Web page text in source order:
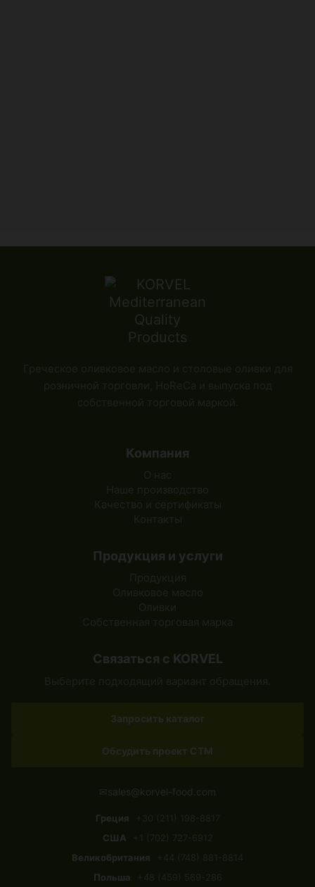
Компания
О нас
Наше производство
Качество и сертификаты
Контакты
Продукция и услуги
Продукция
Оливковое масло
Оливки
Собственная торговая марка
Связаться с KORVEL
Запросить каталог
Обсудить проект СТМ
✉sales@korvel-food.com
Греция
США
Великобритания
Польша